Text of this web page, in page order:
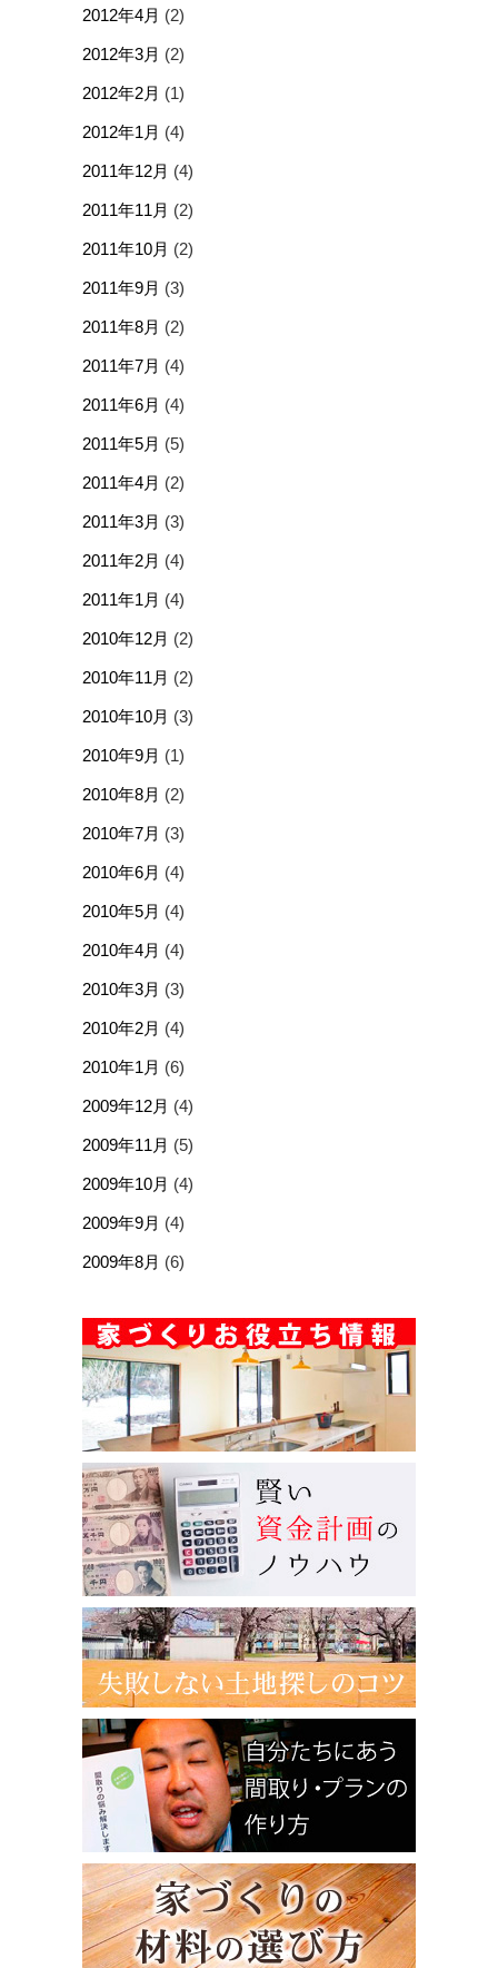
2012年4月 (2)
2012年3月 (2)
2012年2月 (1)
2012年1月 (4)
2011年12月 (4)
2011年11月 (2)
2011年10月 (2)
2011年9月 (3)
2011年8月 (2)
2011年7月 (4)
2011年6月 (4)
2011年5月 (5)
2011年4月 (2)
2011年3月 (3)
2011年2月 (4)
2011年1月 (4)
2010年12月 (2)
2010年11月 (2)
2010年10月 (3)
2010年9月 (1)
2010年8月 (2)
2010年7月 (3)
2010年6月 (4)
2010年5月 (4)
2010年4月 (4)
2010年3月 (3)
2010年2月 (4)
2010年1月 (6)
2009年12月 (4)
2009年11月 (5)
2009年10月 (4)
2009年9月 (4)
2009年8月 (6)